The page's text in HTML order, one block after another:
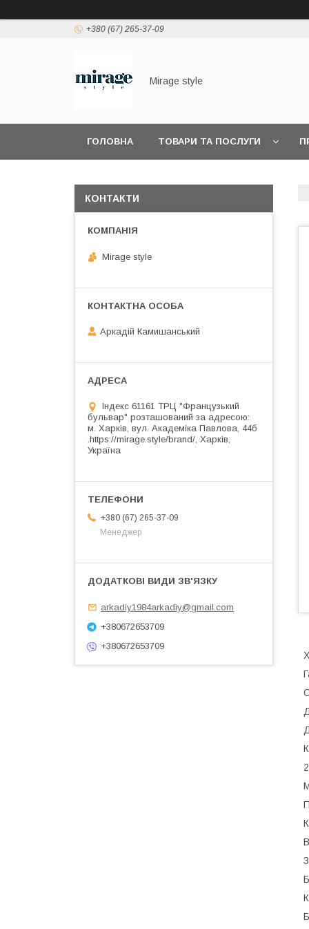
+380 (67) 265-37-09
Mirage style
ГОЛОВНА ТОВАРИ ТА ПОСЛУГИ
КОНТАКТИ
Mirage style
Аркадій Камишанський
Індекс 61161 ТРЦ "Французький
бульвар" розташований за адресою:
м. Харків, вул. Академіка Павлова, 44б
.https://mirage.style/brand/, Харків,
Україна
+380 (67) 265-37-09
Менеджер
arkadiy1984arkadiy@gmail.com
+380672653709
+380672653709